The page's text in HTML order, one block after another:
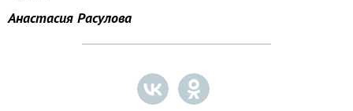
Анастасия Расулова